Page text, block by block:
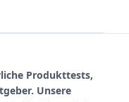
Produkttests,
Unsere